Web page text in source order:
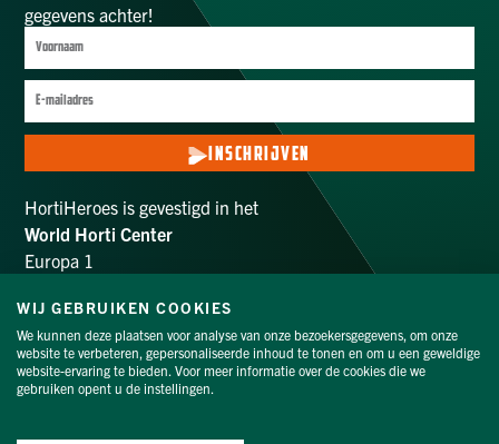
gegevens achter!
INSCHRIJVEN
HortiHeroes is gevestigd in het
World Horti Center
Europa 1
info@hortiheroes.com
VOLG ONS
WIJ GEBRUIKEN COOKIES
We kunnen deze plaatsen voor analyse van onze bezoekersgegevens, om onze
website te verbeteren, gepersonaliseerde inhoud te tonen en om u een geweldige
website-ervaring te bieden. Voor meer informatie over de cookies die we
gebruiken opent u de instellingen.